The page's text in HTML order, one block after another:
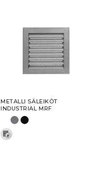
METALLI SÄLEIKÖT
INDUSTRIAL MRF